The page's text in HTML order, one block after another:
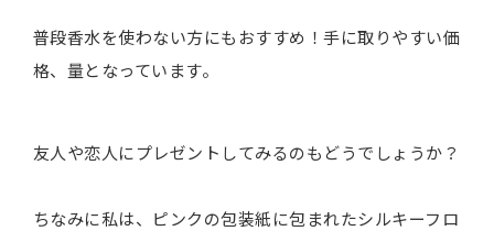
普段香水を使わない方にもおすすめ！手に取りやすい価
格、量となっています。
友人や恋人にプレゼントしてみるのもどうでしょうか？
ちなみに私は、ピンクの包装紙に包まれたシルキーフロ